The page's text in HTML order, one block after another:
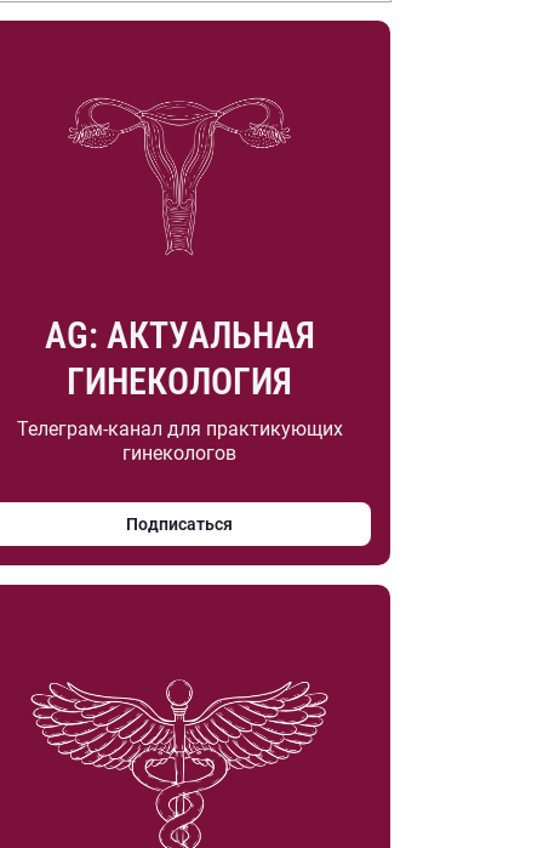
AG: АКТУАЛЬНАЯ
ГИНЕКОЛОГИЯ
Телеграм-канал для практикующих
гинекологов
Подписаться